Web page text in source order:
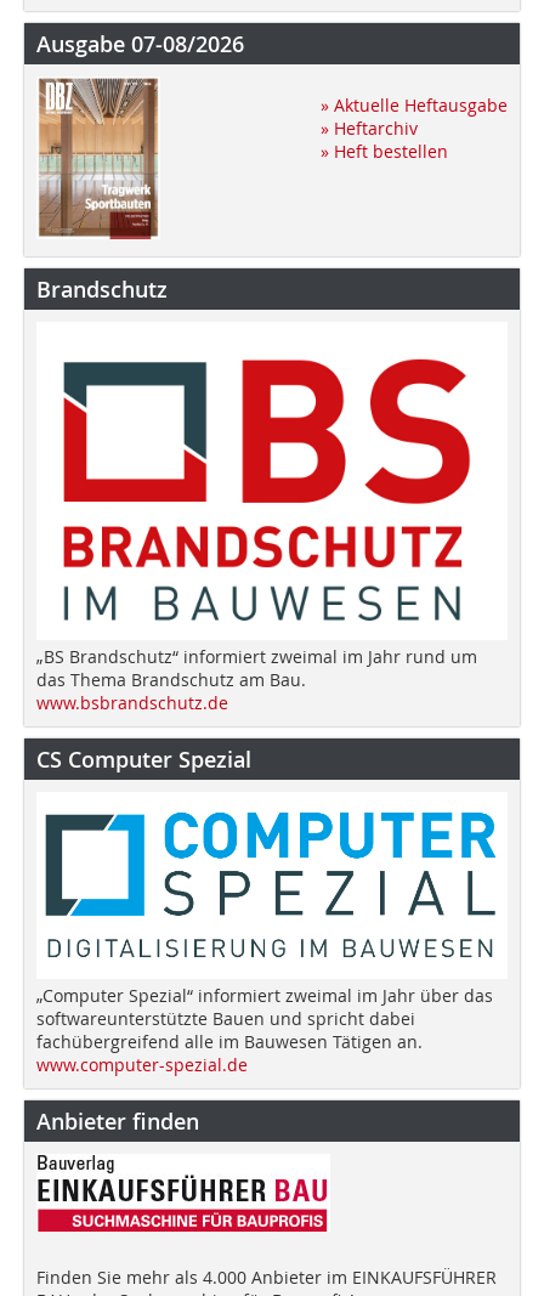
Ausgabe 07-08/2026
» Aktuelle Heftausgabe
» Heftarchiv
» Heft bestellen
Brandschutz
„BS Brandschutz“ informiert zweimal im Jahr rund um
das Thema Brandschutz am Bau.
www.bsbrandschutz.de
CS Computer Spezial
„Computer Spezial“ informiert zweimal im Jahr über das
softwareunterstützte Bauen und spricht dabei
fachübergreifend alle im Bauwesen Tätigen an.
www.computer-spezial.de
Anbieter finden
Finden Sie mehr als 4.000 Anbieter im EINKAUFSFÜHRER